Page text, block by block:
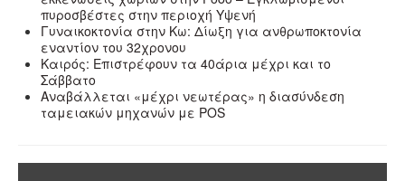
πυροσβέστες στην περιοχή Υψενή
Γυναικοκτονία στην Κω: Δίωξη για ανθρωποκτονία
εναντίον του 32χρονου
Καιρός: Επιστρέφουν τα 40άρια μέχρι και το
Σάββατο
Αναβάλλεται «μέχρι νεωτέρας» η διασύνδεση
ταμειακών μηχανών με POS